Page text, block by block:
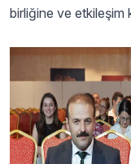
birliğine ve etkileşim